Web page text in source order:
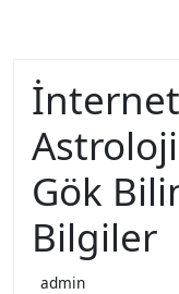
Gök
Bilgiler
admin